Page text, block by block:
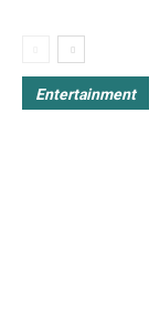
Entertainment